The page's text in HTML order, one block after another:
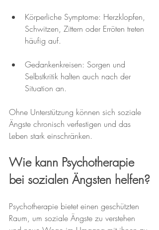
Körperliche Symptome: Herzklopfen,
Schwitzen, Zittern oder Erröten treten
häufig auf.
Gedankenkreisen: Sorgen und
Selbstkritik halten auch nach der
Situation an.
Ohne Unterstützung können sich soziale
Ängste chronisch verfestigen und das
Leben stark einschränken.
Wie kann Psychotherapie
bei sozialen Ängsten helfen?
Psychotherapie bietet einen geschützten
Raum, um soziale Ängste zu verstehen